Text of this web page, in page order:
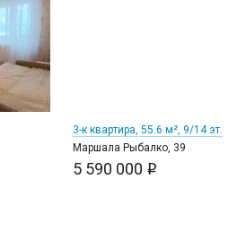
3-к квартира, 55.6 м², 9/14 эт.
Маршала Рыбалко, 39
5 590 000 i